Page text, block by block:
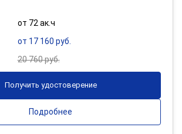
от 72 ак.ч
от 17 160 руб.
20 760 руб.
Получить удостоверение
Подробнее